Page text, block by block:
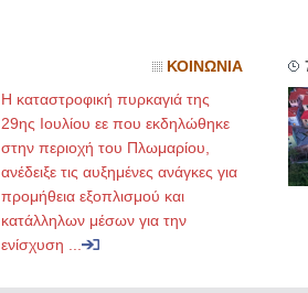
ΚΟΙΝΩΝΙΑ
Η καταστροφική πυρκαγιά της
29ης Ιουλίου εε που εκδηλώθηκε
στην περιοχή του Πλωμαρίου,
ανέδειξε τις αυξημένες ανάγκες για
προμήθεια εξοπλισμού και
κατάλληλων μέσων για την
ενίσχυση ...